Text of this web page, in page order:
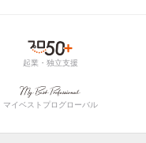
起業・独立支援
マイベストプログローバル